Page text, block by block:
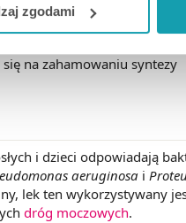
Będzie się to jednak
zgodami
zarówno wobec wielu
na zahamowaniu syntezy
i dzieci odpowiadają
aeruginosa i
lek ten wykorzystywany
dróg moczowych.